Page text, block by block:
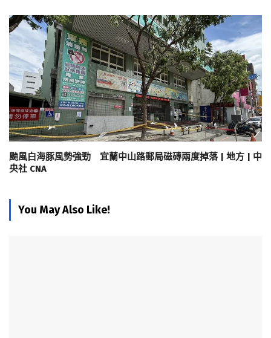
颱風白海豚風勢強勁 宜蘭中山路郵局磁磚兩度掉落 | 地方 | 中
央社 CNA
You May Also Like!